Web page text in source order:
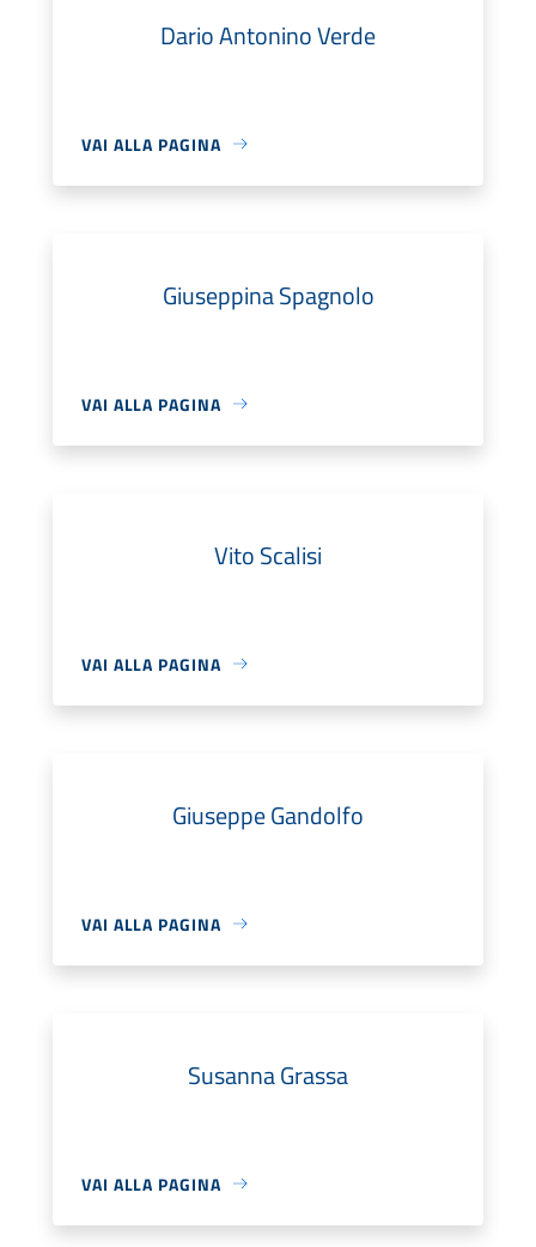
Dario Antonino Verde
VAI ALLA PAGINA
Giuseppina Spagnolo
VAI ALLA PAGINA
Vito Scalisi
VAI ALLA PAGINA
Giuseppe Gandolfo
VAI ALLA PAGINA
Susanna Grassa
VAI ALLA PAGINA